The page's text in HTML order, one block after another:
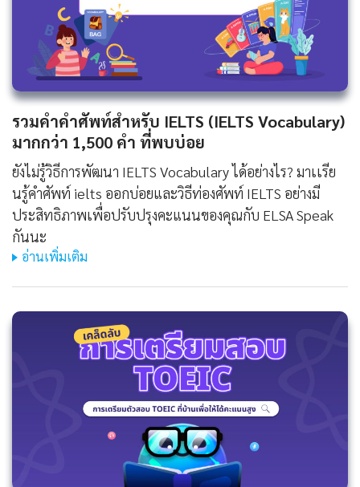
รวมคำคำศัพท์สำหรับ IELTS (IELTS Vocabulary)
มากกว่า 1,500 คํา ที่พบบ่อย
ยังไม่รู้วิธีการพัฒนา IELTS Vocabulary ได้อย่างไร? มาเเรีย
นรู้คําศัพท์ ielts ออกบ่อยและวิธีท่องศัพท์ IELTS อย่างมี
ประสิทธิภาพเพื่อปรับปรุงคะแนนของคุณกับ ELSA Speak
กันนะ
อ่านเพิ่มเติม